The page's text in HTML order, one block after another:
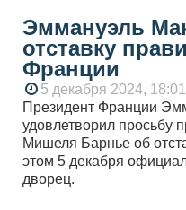
Эммануэль
отставку
Франции
5 декабря 2024, 18:01
Президент Франции
удовлетворил просьбу
Мишеля Барнье об
этом 5 декабря
дворец.